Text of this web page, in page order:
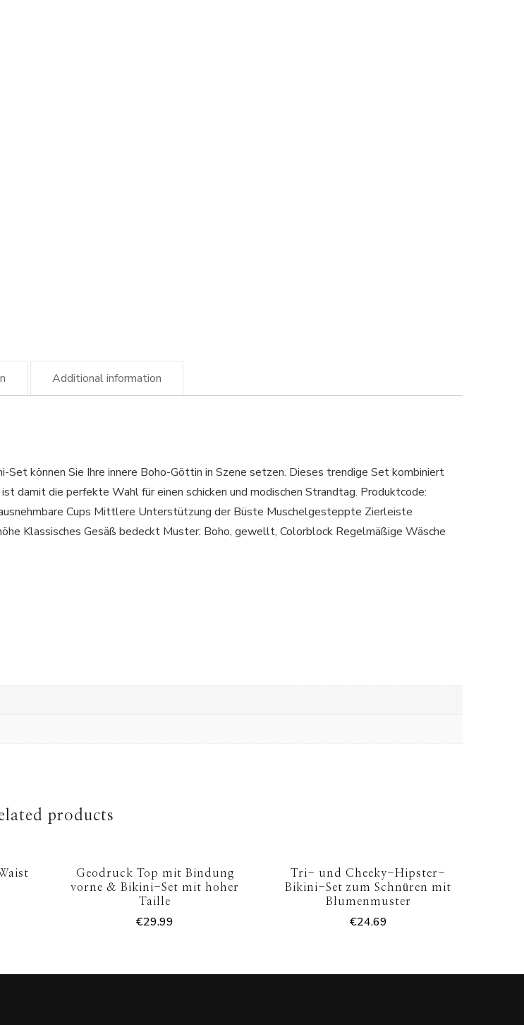
Additional information
können Sie Ihre innere Boho-Göttin in Szene setzen. Dieses trendige Set kombiniert
die perfekte Wahl für einen schicken und modischen Strandtag. Produktcode:
Cups Mittlere Unterstützung der Büste Muschelgesteppte Zierleiste
Klassisches Gesäß bedeckt Muster: Boho, gewellt, Colorblock Regelmäßige Wäsche
products
Geodruck Top mit Bindung
vorne & Bikini-Set mit hoher
Taille
€29.99
Tri- und Cheeky-Hipster-
Bikini-Set zum Schnüren mit
Blumenmuster
€24.69